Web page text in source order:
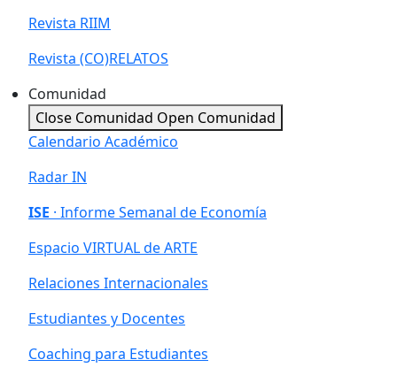
Revista RIIM
Revista (CO)RELATOS
Comunidad
Close Comunidad Open Comunidad
Calendario Académico
Radar IN
ISE · Informe Semanal de Economía
Espacio VIRTUAL de ARTE
Relaciones Internacionales
Estudiantes y Docentes
Coaching para Estudiantes